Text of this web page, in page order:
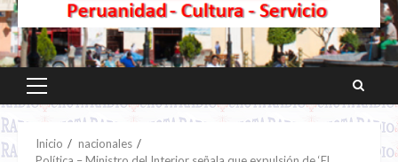
Menú
principal
Inicio
nacionales